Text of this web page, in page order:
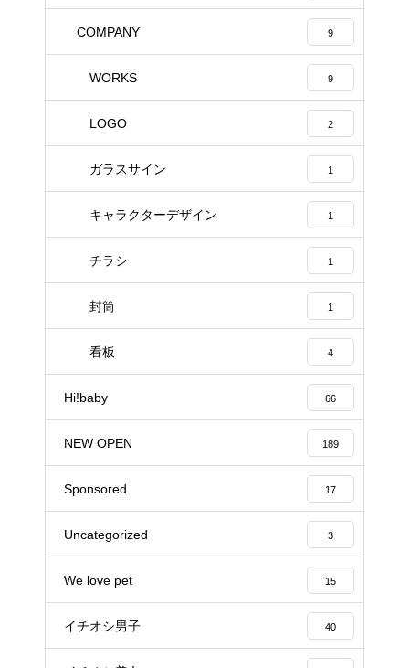
COMPANY 9
WORKS 9
LOGO 2
ガラスサイン 1
キャラクターデザイン 1
チラシ 1
封筒 1
看板 4
Hi!baby 66
NEW OPEN 189
Sponsored 17
Uncategorized 3
We love pet 15
イチオシ男子 40